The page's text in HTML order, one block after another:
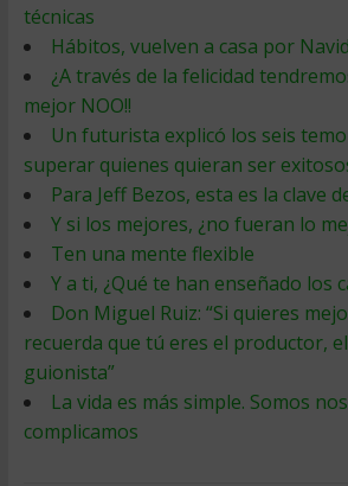
técnicas
Hábitos, vuelven a casa por
¿A través de la felicidad
mejor NOO!!
Un futurista explicó los seis
superar quienes quieran ser
Para Jeff Bezos, esta es la clave
Y si los mejores, ¿no fueran lo
Ten una mente flexible
Y a ti, ¿Qué te han enseñado los
Don Miguel Ruiz: “Si quieres
recuerda que tú eres el productor,
guionista”
La vida es más simple. Somos
complicamos